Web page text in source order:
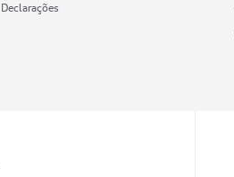
Declarações